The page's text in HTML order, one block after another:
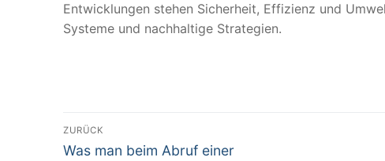
Entwicklungen stehen Sicherheit, Effizienz und
Systeme und nachhaltige Strategien.
Beitragsnavigation
ZURÜCK
Vorheriger
Was man beim Abruf einer